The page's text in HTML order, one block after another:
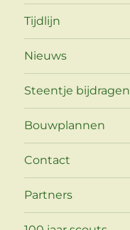
Tijdlijn
Nieuws
Steentje bijdragen
Bouwplannen
Contact
Partners